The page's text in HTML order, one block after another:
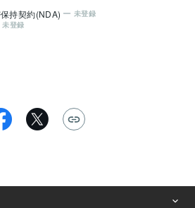
持契約(NDA) 未登録
未登録